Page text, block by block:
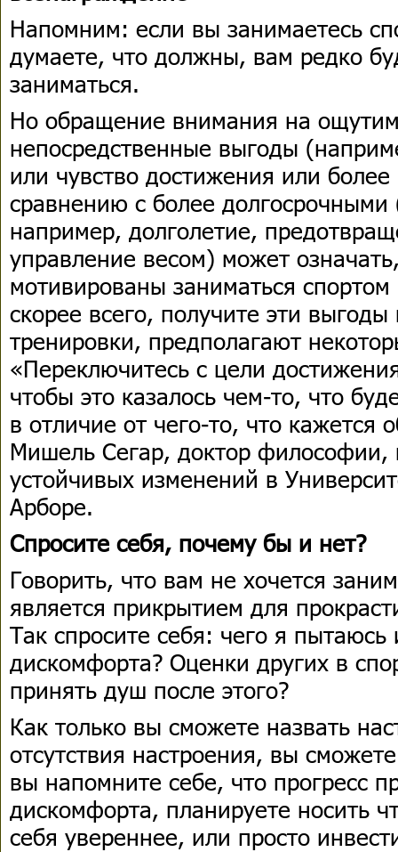
Напомним: если вы занимаетесь
думаете, что должны, вам редко
заниматься.
Но обращение внимания на
непосредственные выгоды
или чувство достижения или
сравнению с более
например, долголетие,
управление весом) может
мотивированы заниматься
скорее всего, получите эти
тренировки, предполагают
«Переключитесь с цели
чтобы это казалось чем-то, что
в отличие от чего-то, что кажется
Мишель Сегар, доктор философии,
устойчивых изменений в
Арборе.
Спросите себя, почему бы и нет?
Говорить, что вам не хочется
является прикрытием для
Так спросите себя: чего я пытаюсь
дискомфорта? Оценки других в
принять душ после этого?
Как только вы сможете назвать
отсутствия настроения, вы
вы напомните себе, что прогресс
дискомфорта, планируете носить
себя увереннее, или просто